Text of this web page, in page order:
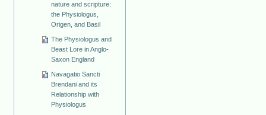
nature and scripture:
the Physiologus,
Origen, and Basil
The Physiologus and
Beast Lore in Anglo-
Saxon England
Navagatio Sancti
Brendani and its
Relationship with
Physiologus